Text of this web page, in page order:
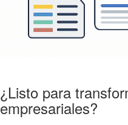
¿Listo para
empresariales?